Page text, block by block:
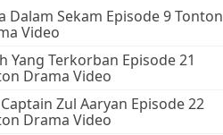
Dalam Sekam Episode 9 Tonton
Video
Yang Terkorban Episode 21
Drama Video
Captain Zul Aaryan Episode 22
Drama Video